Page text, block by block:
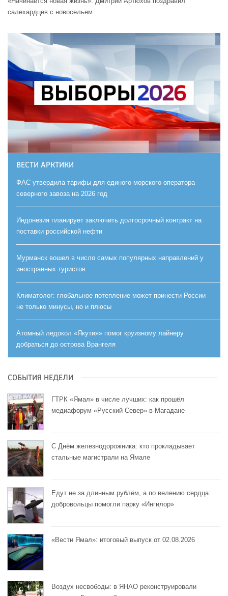
салехардцев с новосельем
ВЕСТИ АРКТИКИ
ФАС утвердила тарифы для единого морского оператора
северного завоза на 2026 год
Индонезия планирует заключить долгосрочный контракт на
поставки российской нефти
Мурманск вошел в число самых популярных направлений у
иностранных туристов
Климатолог: глобальное потепление может принести России
не только минусы, но и плюсы
Атомный ледокол «Якутия» помог круизному лайнеру
добраться до острова Врангеля
СОБЫТИЯ НЕДЕЛИ
ГТРК «Ямал» в числе лучших: как прошёл
медиафорум «Русский Север» в Магадане
С Днём железнодорожника: кто прокладывает
стальные магистрали на Ямале
Едут не за длинным рублём, а по велению сердца:
добровольцы помогли парку «Ингилор»
«Вести Ямал»: итоговый выпуск от 02.08.2026
Воздух несвободы: в ЯНАО реконструировали